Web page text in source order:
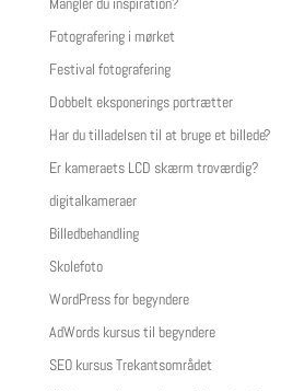
Fotografering i mørket
Festival fotografering
Dobbelt eksponerings portrætter
Har du tilladelsen til at bruge et billede?
Er kameraets LCD skærm troværdig?
digitalkameraer
Billedbehandling
Skolefoto
WordPress for begyndere
AdWords kursus til begyndere
SEO kursus Trekantsområdet